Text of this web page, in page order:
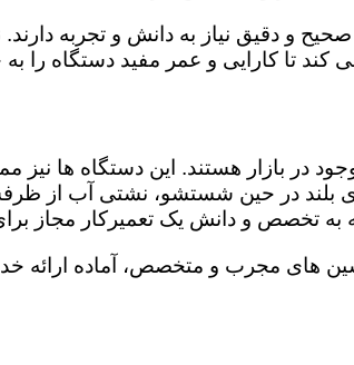
و دقیق نیاز به دانش و تجربه
تا کارایی و عمر مفید دستگاه را به
در بازار هستند. این دستگاه ها
در حین شستشو، نشتی آب از
تخصص و دانش یک تعمیرکار مجاز
های مجرب و متخصص، آماده ارائه